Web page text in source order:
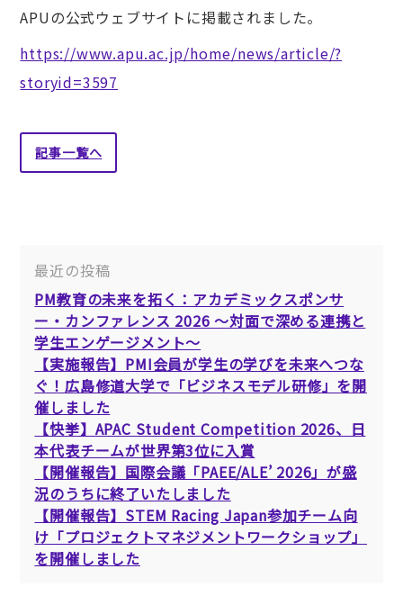
APUの公式ウェブサイトに掲載されました。
https://www.apu.ac.jp/home/news/article/?
storyid=3597
記事一覧へ
最近の投稿
PM教育の未来を拓く：アカデミックスポンサ
ー・カンファレンス 2026 ～対面で深める連携と
学生エンゲージメント～
【実施報告】PMI会員が学生の学びを未来へつな
ぐ！広島修道大学で「ビジネスモデル研修」を開
催しました
【快挙】APAC Student Competition 2026、日
本代表チームが世界第3位に入賞
【開催報告】国際会議「PAEE/ALE’ 2026」が盛
況のうちに終了いたしました
【開催報告】STEM Racing Japan参加チーム向
け「プロジェクトマネジメントワークショップ」
を開催しました